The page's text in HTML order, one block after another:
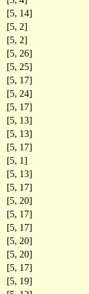
[5, 14]
[5, 2]
[5, 2]
[5, 26]
[5, 25]
[5, 17]
[5, 24]
[5, 17]
[5, 13]
[5, 13]
[5, 17]
[5, 1]
[5, 13]
[5, 17]
[5, 20]
[5, 17]
[5, 17]
[5, 20]
[5, 20]
[5, 17]
[5, 19]